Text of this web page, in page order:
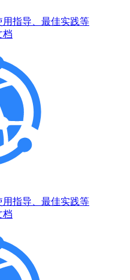
指导、最佳实践等
档
指导、最佳实践等
档